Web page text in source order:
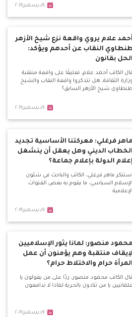
٩ديسمبر٢٠١٩
أحمد علام يروي واقعة نزع شيخ الأزهر
طنطاوي النقاب عن أحدهم ويؤكد:
الحل بقانون
قال الكاتب أحمد علام، تعليقًا على واقعة منتقبة
وزارة الثقافة، هل تتذكروا واقعة النقاب والشيخ
طنطاوى شيخ الأزهر السابق؟
٩ديسمبر٢٠١٩
ماهر فرغلي: معركتنا الأساسية تجديد
الخطاب الديني وهل يعقل أن ينشغل
إعلام الدولة بإعلام جماعة؟
استنكر ماهر فرغلي، الكاتب والباحث في شئون
الإسلام السياسي، ما يقوم به بعض القنوات
الإعلامية
٩ديسمبر٢٠١٩
محمود منصور: لماذا يثور الإسلاميين
لإيقاف منتقبة وهم يؤمنون أن عمل
المرأة حرام والاختلاط حرام؟
قال الكاتب محمود منصور، ردًا على من يقولون يا
علمانيين يا من تنادون بالحرية لماذا لا تدافعون
٩ديسمبر٢٠١٩